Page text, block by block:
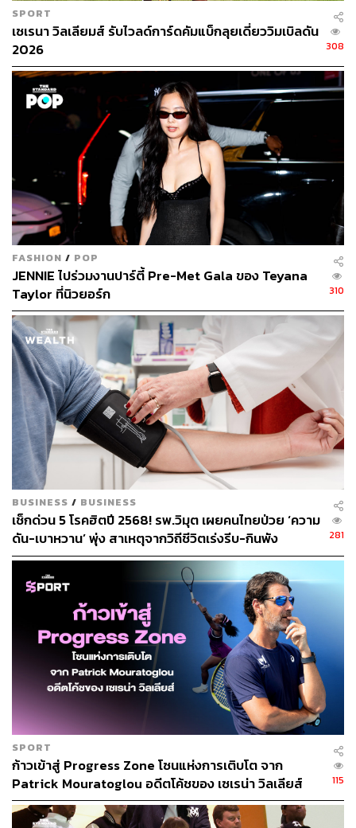
อ้างอิง:
https://wwd.com/beauty-industry-news/wellness/sere
na-williams-launches-recovery-brand-will-perform-w
ellness-1235442287/
TAGS: Serena Williams ออฟฟิศซินโดรม
Will Perform
ผลิตภัณฑ์บรรเทาอาการปวด
98
ABOUT THE AUTHOR
ภูริตา บุญล้อม
Beauty Editor | THE STANDARD LIFE
SPORT
เซเรนา วิลเลียมส์ รับไวลด์การ์ดคัมแบ็กลุยเดี่ยววิมเบิลดัน
2026
308
FASHION / POP
JENNIE ไปร่วมงานปาร์ตี้ Pre-Met Gala ของ Teyana
Taylor ที่นิวยอร์ก
310
BUSINESS / BUSINESS
เช็กด่วน 5 โรคฮิตปี 2568! รพ.วิมุต เผยคนไทยป่วย ‘ความ
ดัน-เบาหวาน’ พุ่ง สาเหตุจากวิถีชีวิตเร่งรีบ-กินพัง
281
SPORT
ก้าวเข้าสู่ Progress Zone โซนแห่งการเติบโต จาก
Patrick Mouratoglou อดีตโค้ชของ เซเรน่า วิลเลียส์
115